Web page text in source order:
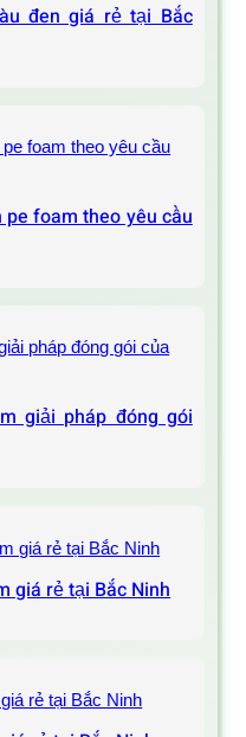
đen giá rẻ tại Bắc
foam theo yêu cầu
giải pháp đóng gói
giá rẻ tại Bắc Ninh